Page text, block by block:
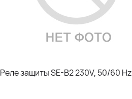
Реле защиты SE-B2 230V, 50/60 Hz